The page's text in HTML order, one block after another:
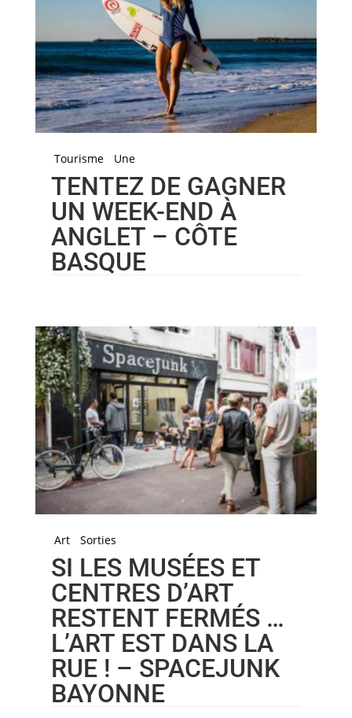
Tourisme Une
TENTEZ DE GAGNER
UN WEEK-END À
ANGLET – CÔTE
BASQUE
Art Sorties
SI LES MUSÉES ET
CENTRES D’ART
RESTENT FERMÉS …
L’ART EST DANS LA
RUE ! – SPACEJUNK
BAYONNE